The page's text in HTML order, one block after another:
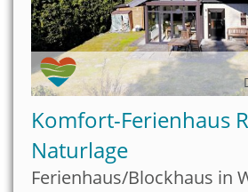
Komfort-Ferienhaus
Naturlage
Ferienhaus/Blockhaus in Willingen /